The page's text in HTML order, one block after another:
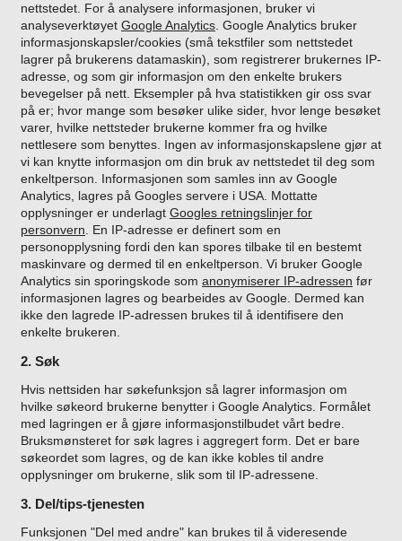
nettstedet. For å analysere informasjonen, bruker vi
analyseverktøyet Google Analytics. Google Analytics bruker
informasjonskapsler/cookies (små tekstfiler som nettstedet
lagrer på brukerens datamaskin), som registrerer brukernes IP-
adresse, og som gir informasjon om den enkelte brukers
bevegelser på nett. Eksempler på hva statistikken gir oss svar
på er; hvor mange som besøker ulike sider, hvor lenge besøket
varer, hvilke nettsteder brukerne kommer fra og hvilke
nettlesere som benyttes. Ingen av informasjonskapslene gjør at
vi kan knytte informasjon om din bruk av nettstedet til deg som
enkeltperson. Informasjonen som samles inn av Google
Analytics, lagres på Googles servere i USA. Mottatte
opplysninger er underlagt Googles retningslinjer for
personvern. En IP-adresse er definert som en
personopplysning fordi den kan spores tilbake til en bestemt
maskinvare og dermed til en enkeltperson. Vi bruker Google
Analytics sin sporingskode som anonymiserer IP-adressen før
informasjonen lagres og bearbeides av Google. Dermed kan
ikke den lagrede IP-adressen brukes til å identifisere den
enkelte brukeren.
2. Søk
Hvis nettsiden har søkefunksjon så lagrer informasjon om
hvilke søkeord brukerne benytter i Google Analytics. Formålet
med lagringen er å gjøre informasjonstilbudet vårt bedre.
Bruksmønsteret for søk lagres i aggregert form. Det er bare
søkeordet som lagres, og de kan ikke kobles til andre
opplysninger om brukerne, slik som til IP-adressene.
3. Del/tips-tjenesten
Funksjonen "Del med andre" kan brukes til å videresende